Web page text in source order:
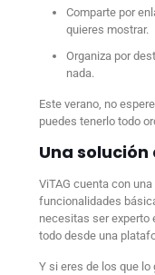
Comparte por
quieres mostrar.
Organiza por
nada.
Este verano, no
puedes tenerlo todo
Una
ViTAG cuenta con una
funcionalidades
necesitas ser experto
todo desde una
Y si eres de los que